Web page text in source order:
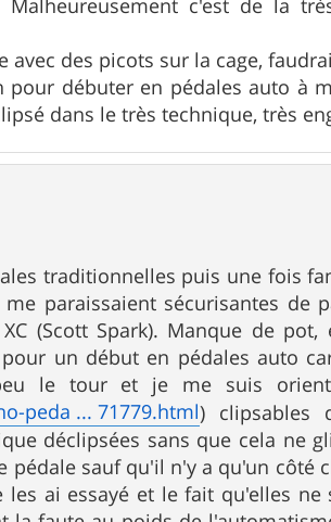
des picots sur la cage,
pour débuter en pédales auto à
dans le très technique, très
traditionnelles puis une fois
paraissaient sécurisantes de
(Scott Spark). Manque de
un début en pédales auto
le tour et je me suis
peda ... 71779.html) clipsables
déclipsées sans que cela ne
pédale sauf qu'il n'y a qu'un côté
les ai essayé et le fait qu'elles